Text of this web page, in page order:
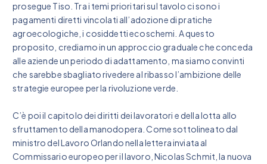
prosegue Tiso. Tra i temi prioritari sul tavolo ci sono i
pagamenti diretti vincolati all’adozione di pratiche
agroecologiche, i cosiddetti ecoschemi. A questo
proposito, crediamo in un approccio graduale che conceda
alle aziende un periodo di adattamento, ma siamo convinti
che sarebbe sbagliato rivedere al ribasso l’ambizione delle
strategie europee per la rivoluzione verde.
C’è poi il capitolo dei diritti dei lavoratori e della lotta allo
sfruttamento della manodopera. Come sottolineato dal
ministro del Lavoro Orlando nella lettera inviata al
Commissario europeo per il lavoro, Nicolas Schmit, la nuova